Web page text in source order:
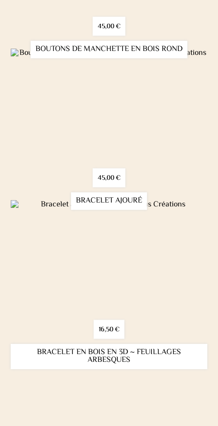
45,00€
BOUTONS DE MANCHETTE EN BOIS ROND
45,00€
BRACELET AJOURÉ
16,50€
BRACELET EN BOIS EN 3D ~ FEUILLAGES
ARBESQUES